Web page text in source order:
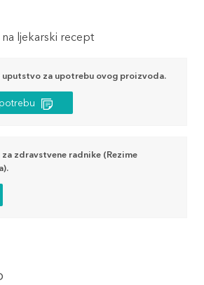
na ljekarski recept
za upotrebu ovog proizvoda.
zdravstvene radnike (Rezime